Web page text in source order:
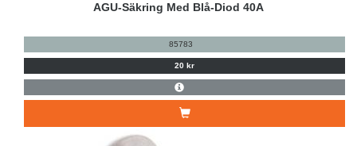
AGU-Säkring Med Blå-Diod 40A
85783
20 kr